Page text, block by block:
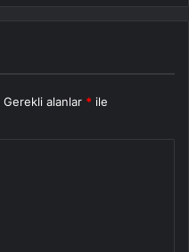
Gerekli alanlar * ile